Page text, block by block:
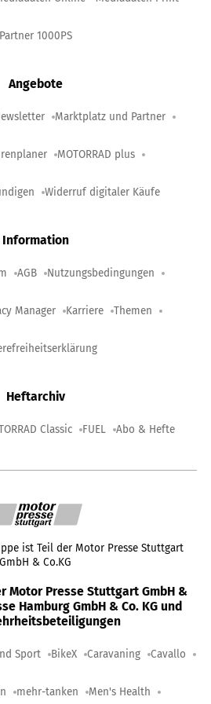
Partner 1000PS
Angebote
Marktplatz und Partner
MOTORRAD plus
Widerruf digitaler Käufe
Information
AGB Nutzungsbedingungen
Manager Karriere Themen
Heftarchiv
Classic FUEL Abo & Hefte
ist Teil der Motor Presse Stuttgart
GmbH & Co.KG
Motor Presse Stuttgart GmbH &
Hamburg GmbH & Co. KG und
Sport BikeX Caravaning Cavallo
mehr-tanken Men's Health